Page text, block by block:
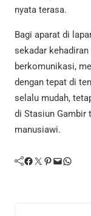
nyata terasa.
Bagi aparat di
sekadar
berkomunikasi,
dengan tepat di
selalu mudah,
di Stasiun Gambir
manusiawi.
Facebook Twitter Pinterest Mail WhatsApp